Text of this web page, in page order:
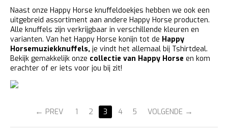
Naast onze Happy Horse knuffeldoekjes hebben we ook een
uitgebreid assortiment aan andere Happy Horse producten.
Alle knuffels zijn verkrijgbaar in verschillende kleuren en
varianten. Van het Happy Horse konijn tot de Happy
Horsemuziekknuffels, je vindt het allemaal bij Tshirtdeal.
Bekijk gemakkelijk onze collectie van Happy Horse en kom
erachter of er iets voor jou bij zit!
PREV 1 2 3 4 5 VOLGENDE